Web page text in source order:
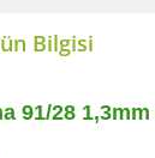
Bilgisi
91/28 1,3mm